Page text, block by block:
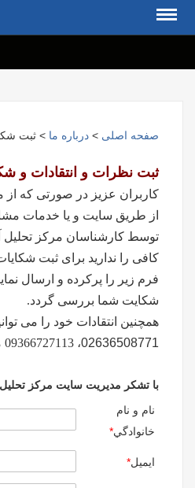
صفحه اصلی > درباره ما > ثبت
ثبت نظرات و انتقادات و
کاربران عزیز در صورتی که
از طریق سایت و یا خدمات
توسط کارشناسان مرکز
کافی را ندارید برای ثبت
فرم زیر را پرکرده و ارسال
شکایت شما بررسی گردد.
همچنین انتقادات خود را می
02636508771، 09366727113
با تشکر مدیریت سایت مرکز
نام و نام
خانوادگي*
ايميل*